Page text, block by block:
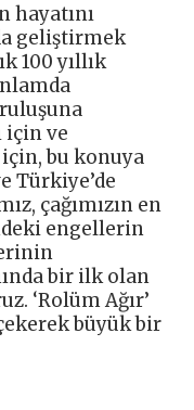
hayatını
geliştirmek
100 yıllık
için ve
bu konuya
Türkiye’de
çağımızın en
engellerin
bir ilk olan
‘Rolüm Ağır’
büyük bir